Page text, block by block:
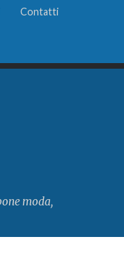
Contatti
moda,